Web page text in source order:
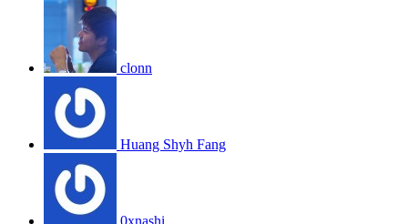
clonn
Huang Shyh Fang
0xnashi